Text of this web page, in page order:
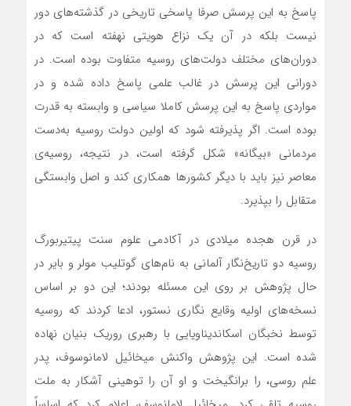
پاسخ به این پرسش صرفا پاسخی تاریخی در گذشته‌های دور
نیست بلکه در آن یک نزاع هویتی نهفته است که در
دوران‌های مختلف دولت‌های روسیه متفاوت بوده است. در
دورانی این پرسش در غالب علمی پاسخ داده شده و در
مواردی پاسخ به این پرسش کاملا سیاسی و وابسته به قدرت
بوده است. اگر پذیرفته شود که اولین دولت روسیه به‌دست
مردمانی «بیگانه» شکل گرفته است، در نتیجه، روسیه‌ی
معاصر نیز باید با دیگر کشورها همکاری کند و اصل وابستگی
متقابل را بپذیرد.
در قرن هجده میلادی در آکادمی علوم سنت پیتیربورگ
روسیه دو تاریخ‌نگار آلمانی به نام‌های گوتلیب مولر و بایر در
حال پژوهش بر روی این مسئله بودند؛ این دو بر اساس
نسخه‌های اولیه وقایع نگاری نستور، ادعا کردند که روسیه
توسط نخبگان اسکاندیناویایی با رهبری روریک بنیان نهاده
شده است. این پژوهش واکنش میخائیل لامانوسوف، پدر
علم روسی، را برانگیخت و او آن را توهینی آشکار به ملت